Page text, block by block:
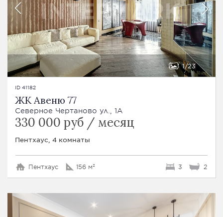
1 23
ID 41182
ЖК Авеню 77
Северное Чертаново ул., 1A
330 000 руб / месяц
Пентхаус, 4 комнаты
Пентхаус 156 м² 3 2